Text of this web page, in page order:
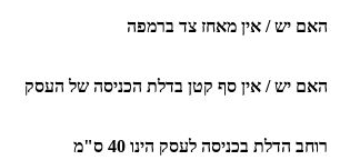
האם יש / אין מאחז צד ברמפה
האם יש / אין סף קטן בדלת הכניסה של העסק
רוחב הדלת בכניסה לעסק הינו 40 ס"מ